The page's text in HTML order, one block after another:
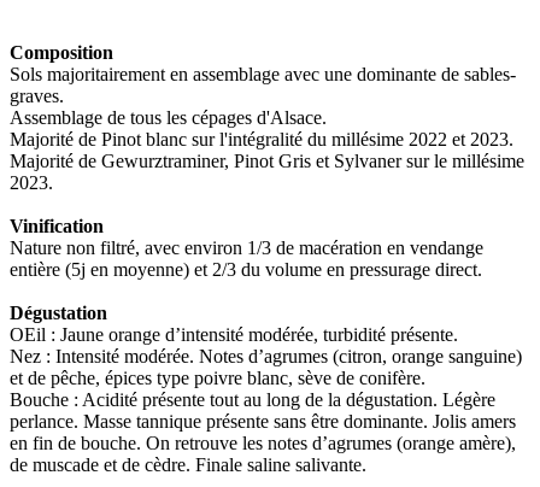
Composition
Sols majoritairement en assemblage avec une dominante de sables-
graves.
Assemblage de tous les cépages d'Alsace.
Majorité de Pinot blanc sur l'intégralité du millésime 2022 et 2023.
Majorité de Gewurztraminer, Pinot Gris et Sylvaner sur le millésime
2023.
Vinification
Nature non filtré, avec environ 1/3 de macération en vendange
entière (5j en moyenne) et 2/3 du volume en pressurage direct.
Dégustation
OEil : Jaune orange d’intensité modérée, turbidité présente.
Nez : Intensité modérée. Notes d’agrumes (citron, orange sanguine)
et de pêche, épices type poivre blanc, sève de conifère.
Bouche : Acidité présente tout au long de la dégustation. Légère
perlance. Masse tannique présente sans être dominante. Jolis amers
en fin de bouche. On retrouve les notes d’agrumes (orange amère),
de muscade et de cèdre. Finale saline salivante.